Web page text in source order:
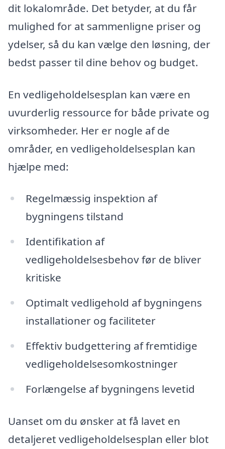
dit lokalområde. Det betyder, at du får
mulighed for at sammenligne priser og
ydelser, så du kan vælge den løsning, der
bedst passer til dine behov og budget.
En vedligeholdelsesplan kan være en
uvurderlig ressource for både private og
virksomheder. Her er nogle af de
områder, en vedligeholdelsesplan kan
hjælpe med:
Regelmæssig inspektion af
bygningens tilstand
Identifikation af
vedligeholdelsesbehov før de bliver
kritiske
Optimalt vedligehold af bygningens
installationer og faciliteter
Effektiv budgettering af fremtidige
vedligeholdelsesomkostninger
Forlængelse af bygningens levetid
Uanset om du ønsker at få lavet en
detaljeret vedligeholdelsesplan eller blot